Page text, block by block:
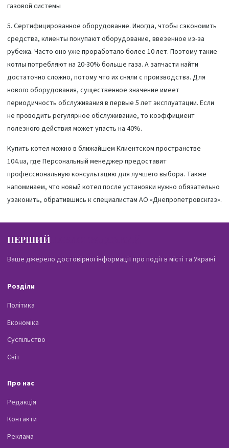
газовой системы
5. Сертифицированное оборудование. Иногда, чтобы сэкономить
средства, клиенты покупают оборудование, ввезенное из-за
рубежа. Часто оно уже проработало более 10 лет. Поэтому такие
котлы потребляют на 20-30% больше газа. А запчасти найти
достаточно сложно, потому что их сняли с производства. Для
нового оборудования, существенное значение имеет
периодичность обслуживания в первые 5 лет эксплуатации. Если
не проводить регулярное обслуживание, то коэффициент
полезного действия может упасть на 40%.
Купить котел можно в ближайшем Клиентском пространстве
104.ua, где Персональный менеджер предоставит
профессиональную консультацию для лучшего выбора. Также
напоминаем, что новый котел после установки нужно обязательно
узаконить, обратившись к специалистам АО «Днепропетровскгаз».
ПЕРШИЙ
Ваше джерело достовірної інформації про події в місті та Україні
Розділи
Політика
Економіка
Суспільство
Світ
Про нас
Редакція
Контакти
Реклама